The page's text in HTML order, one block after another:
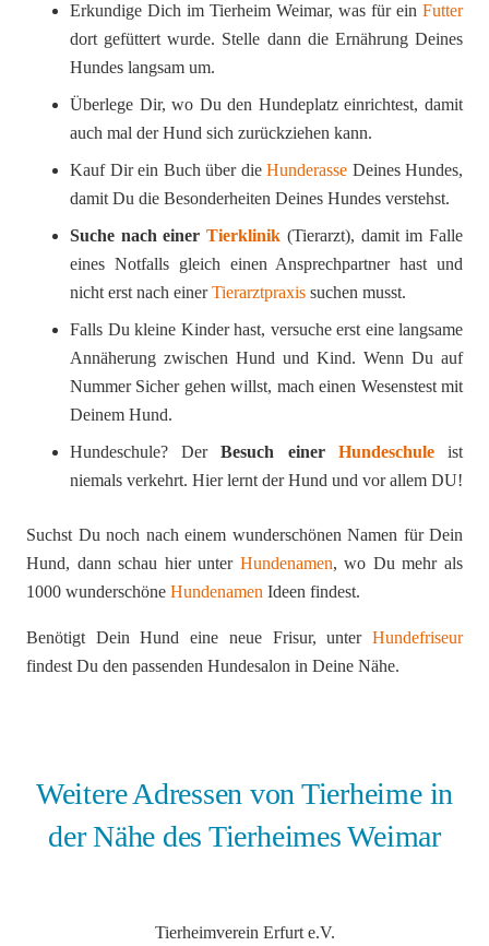
Erkundige Dich im Tierheim Weimar, was für ein Futter
dort gefüttert wurde. Stelle dann die Ernährung Deines
Hundes langsam um.
Überlege Dir, wo Du den Hundeplatz einrichtest, damit
auch mal der Hund sich zurückziehen kann.
Kauf Dir ein Buch über die Hunderasse Deines Hundes,
damit Du die Besonderheiten Deines Hundes verstehst.
Suche nach einerTierklinik (Tierarzt), damit im Falle
eines Notfalls gleich einen Ansprechpartner hast und
nicht erst nach einerTierarztpraxis suchen musst.
Falls Du kleine Kinder hast, versuche erst eine langsame
Annäherung zwischen Hund und Kind. Wenn Du auf
Nummer Sicher gehen willst, mach einen Wesenstest mit
Deinem Hund.
Hundeschule? DerBesuch einer Hundeschule
ist
niemals verkehrt. Hier lernt der Hund und vor allem DU!
Suchst Du noch nach einem wunderschönen Namen für Dein
Hund, dann schau hier unter Hundenamen, wo Du mehr als
1000 wunderschöne Hundenamen Ideen findest.
Benötigt Dein Hund eine neue Frisur, unter Hundefriseur
findest Du den passenden Hundesalon in Deine Nähe.
Weitere Adressen von Tierheime in
der Nähe des Tierheimes Weimar
Tierheimverein Erfurt e.V.